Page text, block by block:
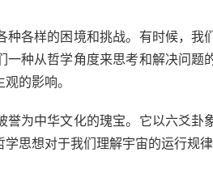
种各样的困境和挑战。有时候，我
一种从哲学角度来思考和解决问题
的影响。
誉为中华文化的瑰宝。它以六爻卦
思想对于我们理解宇宙的运行规